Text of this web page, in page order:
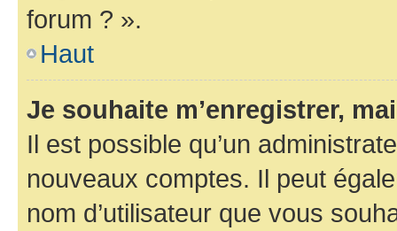
forum ? ».
Haut
Je souhaite m’enregistrer,
Il est possible qu’un
nouveaux comptes. Il peut
nom d’utilisateur que vous